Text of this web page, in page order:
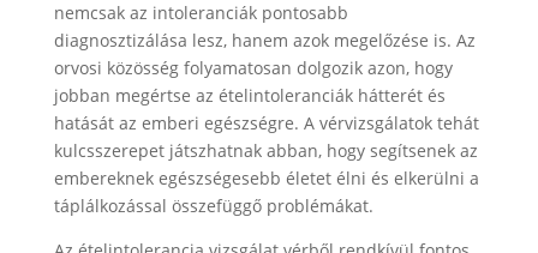
nemcsak az intoleranciák pontosabb
diagnosztizálása lesz, hanem azok megelőzése is. Az
orvosi közösség folyamatosan dolgozik azon, hogy
jobban megértse az ételintoleranciák hátterét és
hatását az emberi egészségre. A vérvizsgálatok tehát
kulcsszerepet játszhatnak abban, hogy segítsenek az
embereknek egészségesebb életet élni és elkerülni a
táplálkozással összefüggő problémákat.